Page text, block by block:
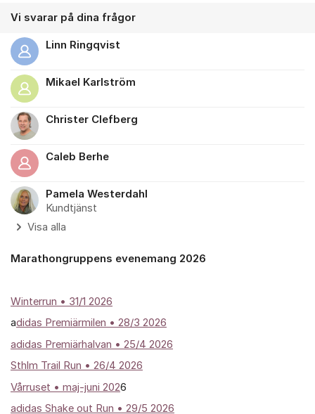
Vi svarar på dina frågor
Linn Ringqvist
Mikael Karlström
Christer Clefberg
Caleb Berhe
Pamela Westerdahl
Kundtjänst
Visa alla
Marathongruppens evenemang 2026
Winterrun • 31/1 2026
adidas Premiärmilen • 28/3 2026
adidas Premiärhalvan • 25/4 2026
Sthlm Trail Run • 26/4 2026
Vårruset • maj-juni 2026
adidas Shake out Run • 29/5 2026